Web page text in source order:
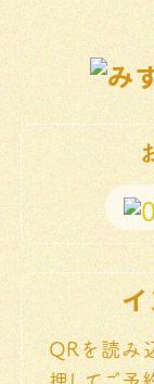
QRを読み